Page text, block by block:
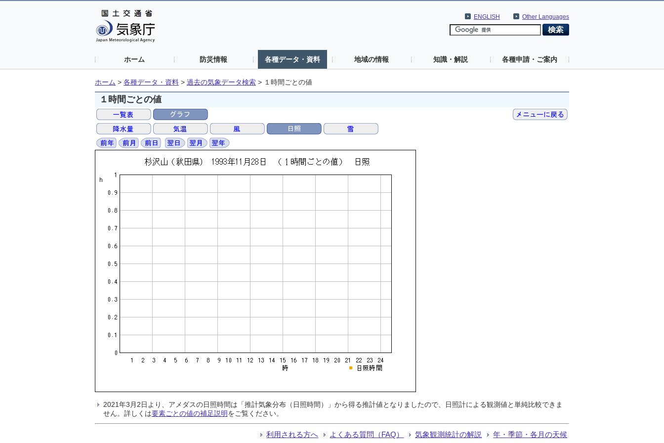
Other Languages
ENGLISH
ホーム 防災情報 各種データ・資料 地域の情報 知識・解説 各種申請・ご案内
ホーム > 各種データ・資料 > 過去の気象データ検索 > １時間ごとの値
１時間ごとの値
2021年3月2日より、アメダスの日照時間は「推計気象分布（日照時間）」から得る推計値となりましたので、日照計による観測値と単純比較できま
せん。詳しくは要素ごとの値の補足説明をご覧ください。
利用される方へ よくある質問（FAQ） 気象観測統計の解説 年・季節・各月の天候